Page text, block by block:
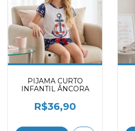
PIJAMA CURTO
INFANTIL ÂNCORA
R$36,90